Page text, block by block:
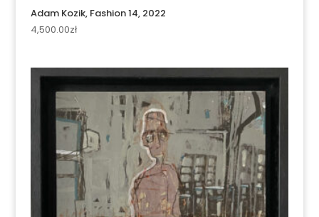
Adam Kozik, Fashion 14, 2022
4,500.00zł